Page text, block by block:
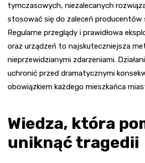
tymczasowych, niezalecanych
stosować się do zaleceń producentów
Regularne przeglądy i prawidłowa
oraz urządzeń to najskuteczniejsza
nieprzewidzianymi zdarzeniami.
uchronić przed dramatycznymi
obowiązkiem każdego mieszkańca
Wiedza, która
uniknąć tragedii